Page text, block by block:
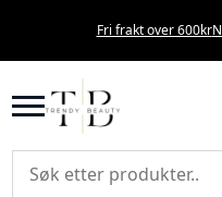
Fri frakt over 600kr